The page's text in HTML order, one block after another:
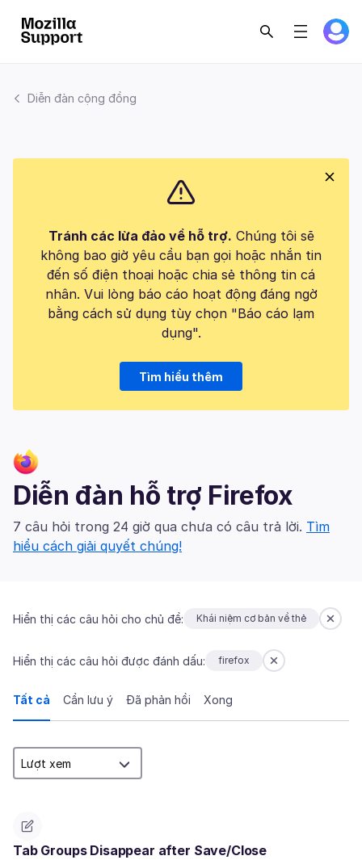
Diễn đàn cộng đồng
Tránh các lừa đảo về hỗ trợ. Chúng tôi sẽ
không bao giờ yêu cầu bạn gọi hoặc nhắn tin
đến số điện thoại hoặc chia sẻ thông tin cá
nhân. Vui lòng báo cáo hoạt động đáng ngờ
bằng cách sử dụng tùy chọn "Báo cáo lạm
dụng".
Tìm hiểu thêm
Diễn đàn hỗ trợ Firefox
7 câu hỏi trong 24 giờ qua chưa có câu trả lời. Tìm
hiểu cách giải quyết chúng!
Hiển thị các câu hỏi cho chủ đề: Khái niệm cơ bản về thẻ
Hiển thị các câu hỏi được đánh dấu: firefox
Tất cả Cần lưu ý Đã phản hồi Xong
Tab Groups Disappear after Save/Close